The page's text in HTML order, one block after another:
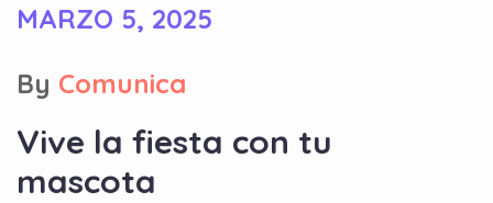
MARZO 5, 2025
By Comunica
Vive la fiesta con tu
mascota